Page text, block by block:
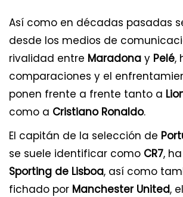
Así como en décadas pasadas
desde los medios de
rivalidad entre Maradona y Pelé,
comparaciones y el
ponen frente a frente tanto a
como a Cristiano Ronaldo.
El capitán de la selección de
se suele identificar como CR7,
Sporting de Lisboa, así como
fichado por Manchester United, el